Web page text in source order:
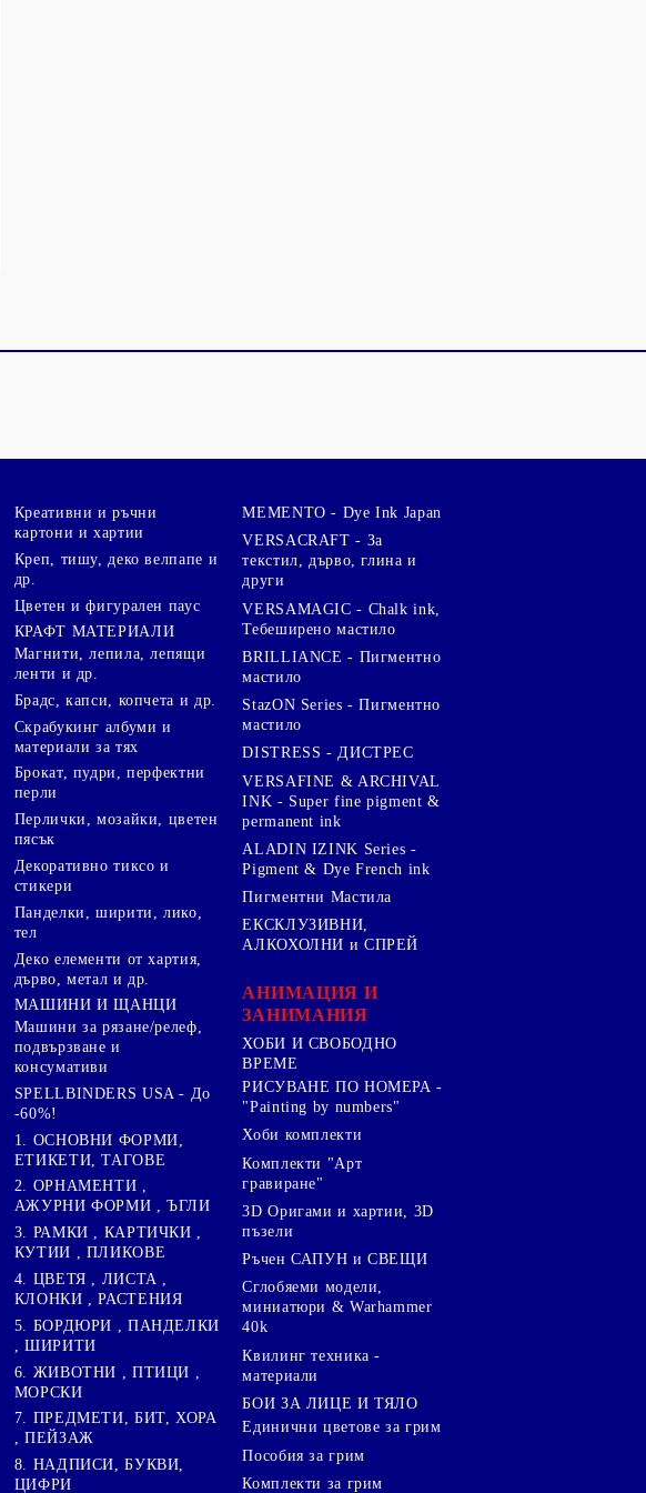
Креативни и ръчни
картони и хартии
Креп, тишу, деко велпапе и
др.
Цветен и фигурален паус
КРАФТ МАТЕРИАЛИ
Магнити, лепила, лепящи
ленти и др.
Брадс, капси, копчета и др.
Скрабукинг албуми и
материали за тях
Брокат, пудри, перфектни
перли
Перлички, мозайки, цветен
пясък
Декоративно тиксо и
стикери
Панделки, ширити, лико,
тел
Деко елементи от хартия,
дърво, метал и др.
МАШИНИ И ЩАНЦИ
Машини за рязане/релеф,
подвързване и
консумативи
SPELLBINDERS USA - До
-60%!
1. ОСНОВНИ ФОРМИ,
ЕТИКЕТИ, ТАГОВЕ
2. ОРНАМЕНТИ ,
АЖУРНИ ФОРМИ , ЪГЛИ
3. РАМКИ , КАРТИЧКИ ,
КУТИИ , ПЛИКОВЕ
4. ЦВЕТЯ , ЛИСТА ,
КЛОНКИ , РАСТЕНИЯ
5. БОРДЮРИ , ПАНДЕЛКИ
, ШИРИТИ
6. ЖИВОТНИ , ПТИЦИ ,
МОРСКИ
7. ПРЕДМЕТИ, БИТ, ХОРА
, ПЕЙЗАЖ
8. НАДПИСИ, БУКВИ,
ЦИФРИ
MEMENTO - Dye Ink Japan
VERSACRAFT - За
текстил, дърво, глина и
други
VERSAMAGIC - Chalk ink,
Тебеширено мастило
BRILLIANCE - Пигментно
мастило
StazON Series - Пигментно
мастило
DISTRESS - ДИСТРЕС
VERSAFINE & ARCHIVAL
INK - Super fine pigment &
permanent ink
ALADIN IZINK Series -
Pigment & Dye French ink
Пигментни Мастила
ЕКСКЛУЗИВНИ,
АЛКОХОЛНИ и СПРЕЙ
АНИМАЦИЯ И
ЗАНИМАНИЯ
ХОБИ И СВОБОДНО
ВРЕМЕ
РИСУВАНЕ ПО НОМЕРА -
"Painting by numbers"
Хоби комплекти
Комплекти "Арт
гравиране"
3D Оригами и хартии, 3D
пъзели
Ръчен САПУН и СВЕЩИ
Сглобяеми модели,
миниатюри & Warhammer
40k
Квилинг техника -
материали
БОИ ЗА ЛИЦЕ И ТЯЛО
Единични цветове за грим
Пособия за грим
Комплекти за грим